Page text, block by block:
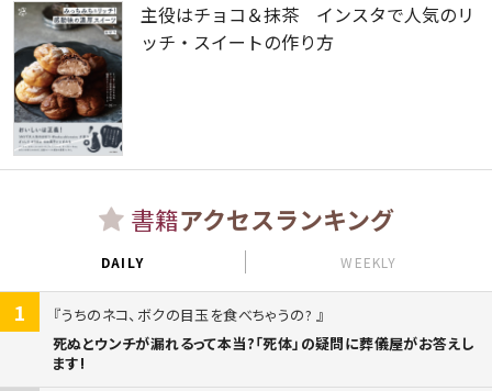
主役はチョコ＆抹茶 インスタで人気のリ
ッチ・スイートの作り方
書籍アクセスランキング
DAILY WEEKLY
1
うちのネコ、ボクの目玉を食べちゃうの?
死ぬとウンチが漏れるって本当?「死体」の疑問に葬儀屋がお答えし
ます!